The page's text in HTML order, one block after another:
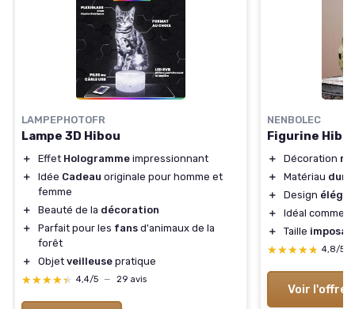
LAMPEPHOTOFR
Lampe 3D Hibou
＋ Effet Hologramme impressionnant
＋
Idée Cadeau originale pour homme et
femme
＋
Beauté de la décoration
＋
Parfait pour les fans d'animaux de la
forêt
＋
Objet veilleuse pratique
★★★★★
★★★★★ 4,4/5 — 29 avis
NENBOLEC
Figurine
＋ Décoration
＋
Matériau
＋
Design
＋
Idéal comme
＋
Taille
★★★★★
★★★★★ 4,8/5
Voir l'offre